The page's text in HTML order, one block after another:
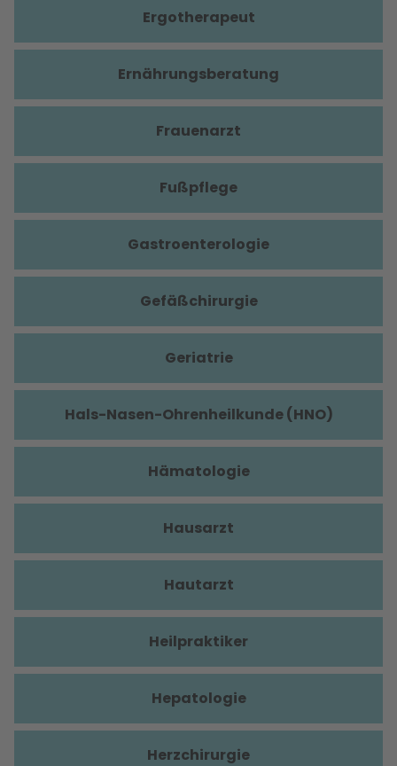
Ergotherapeut
Ernährungsberatung
Frauenarzt
Fußpflege
Gastroenterologie
Gefäßchirurgie
Geriatrie
Hals-Nasen-Ohrenheilkunde (HNO)
Hämatologie
Hausarzt
Hautarzt
Heilpraktiker
Hepatologie
Herzchirurgie